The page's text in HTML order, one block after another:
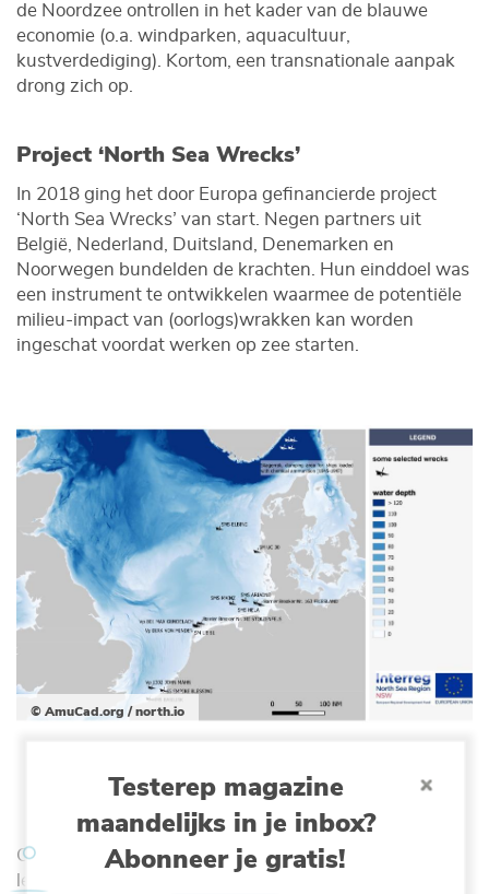
Testerep magazine
maandelijks in je inbox?
Abonneer je gratis!
de Noordzee ontrollen in het kader van de blauwe
economie (o.a. windparken, aquacultuur,
kustverdediging). Kortom, een transnationale aanpak
drong zich op.
Project ‘North Sea Wrecks’
In 2018 ging het door Europa gefinancierde project
‘North Sea Wrecks’ van start. Negen partners uit
België, Nederland, Duitsland, Denemarken en
Noorwegen bundelden de krachten. Hun einddoel was
een instrument te ontwikkelen waarmee de potentiële
milieu-impact van (oorlogs)wrakken kan worden
ingeschat voordat werken op zee starten.
© AmuCad.org / north.io
onderzoek binnen het project North Sea Wrecks.
Om de aanwezigheid van munitie en het potentieel
lekken en de verspreiding van toxische stoffen te